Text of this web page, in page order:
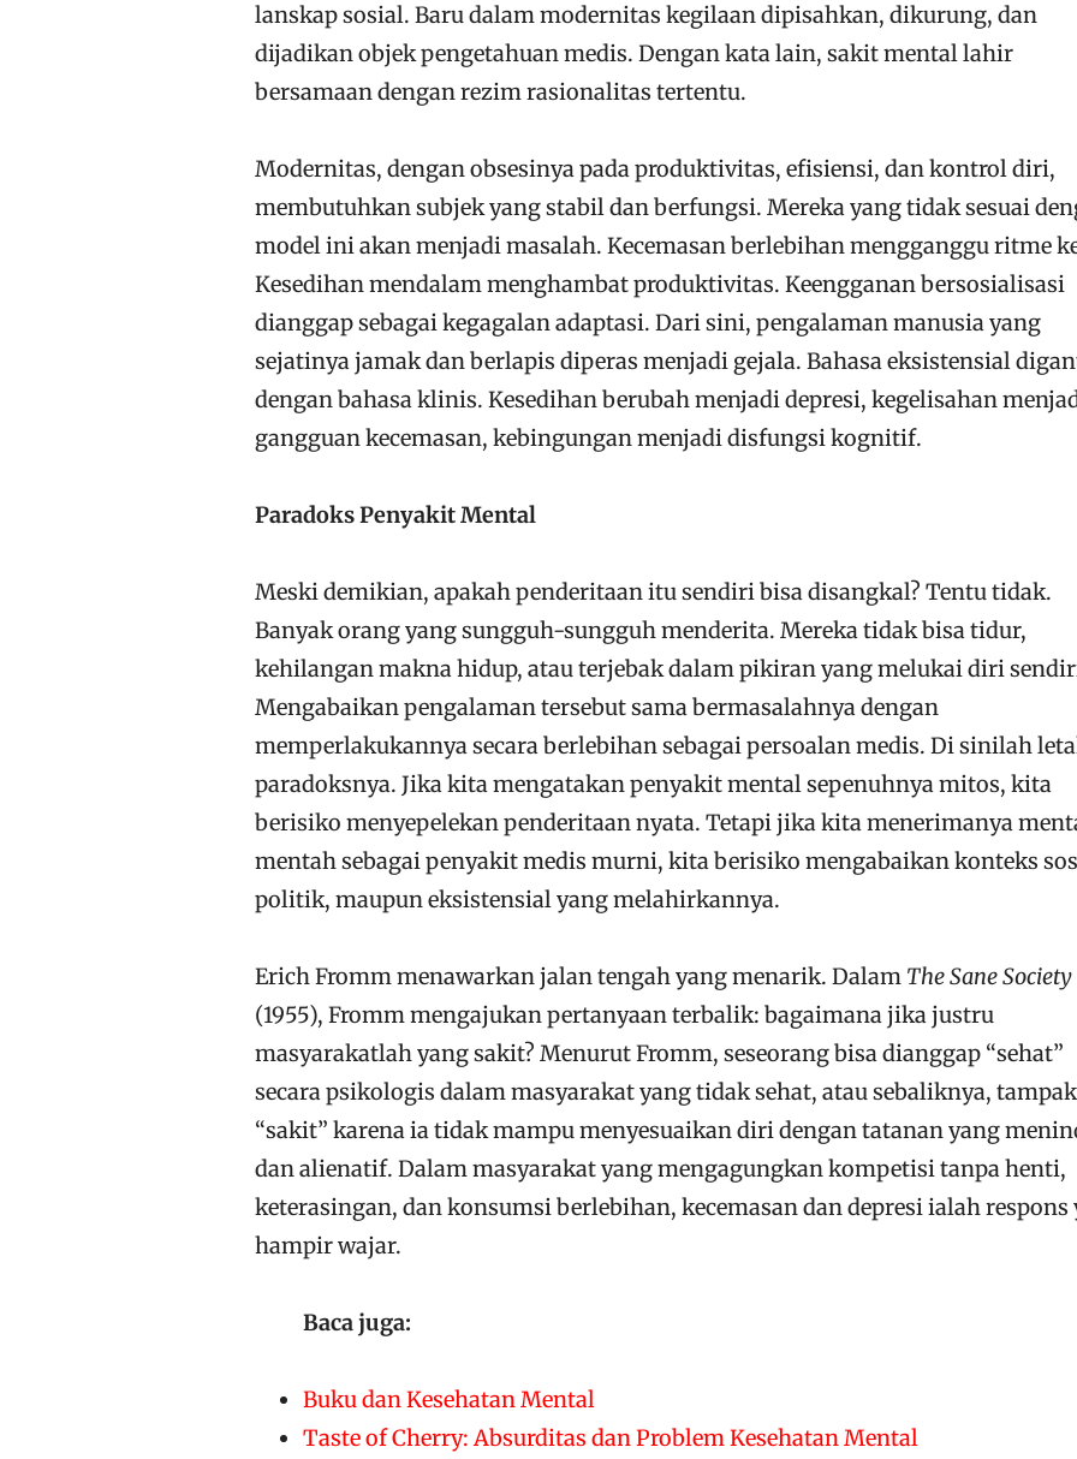
lanskap sosial. Baru dalam modernitas kegilaan dipisahkan, dikurung, dan
dijadikan objek pengetahuan medis. Dengan kata lain, sakit mental lahir
bersamaan dengan rezim rasionalitas tertentu.
Modernitas, dengan obsesinya pada produktivitas, efisiensi, dan kontrol diri,
membutuhkan subjek yang stabil dan berfungsi. Mereka yang tidak sesuai
model ini akan menjadi masalah. Kecemasan berlebihan mengganggu ritme
Kesedihan mendalam menghambat produktivitas. Keengganan bersosialisasi
dianggap sebagai kegagalan adaptasi. Dari sini, pengalaman manusia yang
sejatinya jamak dan berlapis diperas menjadi gejala. Bahasa eksistensial
dengan bahasa klinis. Kesedihan berubah menjadi depresi, kegelisahan
gangguan kecemasan, kebingungan menjadi disfungsi kognitif.
Paradoks Penyakit Mental
Meski demikian, apakah penderitaan itu sendiri bisa disangkal? Tentu tidak.
Banyak orang yang sungguh-sungguh menderita. Mereka tidak bisa tidur,
kehilangan makna hidup, atau terjebak dalam pikiran yang melukai diri
Mengabaikan pengalaman tersebut sama bermasalahnya dengan
memperlakukannya secara berlebihan sebagai persoalan medis. Di sinilah
paradoksnya. Jika kita mengatakan penyakit mental sepenuhnya mitos, kita
berisiko menyepelekan penderitaan nyata. Tetapi jika kita menerimanya
mentah sebagai penyakit medis murni, kita berisiko mengabaikan konteks
politik, maupun eksistensial yang melahirkannya.
Erich Fromm menawarkan jalan tengah yang menarik. Dalam The Sane Society
(1955), Fromm mengajukan pertanyaan terbalik: bagaimana jika justru
masyarakatlah yang sakit? Menurut Fromm, seseorang bisa dianggap “sehat”
secara psikologis dalam masyarakat yang tidak sehat, atau sebaliknya, tampak
“sakit” karena ia tidak mampu menyesuaikan diri dengan tatanan yang
dan alienatif. Dalam masyarakat yang mengagungkan kompetisi tanpa henti,
keterasingan, dan konsumsi berlebihan, kecemasan dan depresi ialah respons
hampir wajar.
Baca juga:
Buku dan Kesehatan Mental
Taste of Cherry: Absurditas dan Problem Kesehatan Mental